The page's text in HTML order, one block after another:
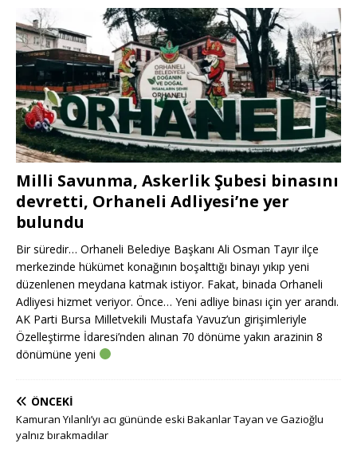
Milli Savunma, Askerlik Şubesi binasını
devretti, Orhaneli Adliyesi’ne yer
bulundu
Bir süredir… Orhaneli Belediye Başkanı Ali Osman Tayır ilçe
merkezinde hükümet konağının boşalttığı binayı yıkıp yeni
düzenlenen meydana katmak istiyor. Fakat, binada Orhaneli
Adliyesi hizmet veriyor. Önce… Yeni adliye binası için yer arandı.
AK Parti Bursa Milletvekili Mustafa Yavuz’un girişimleriyle
Özelleştirme İdaresi’nden alınan 70 dönüme yakın arazinin 8
dönümüne yeni
ÖNCEKI
Kamuran Yılanlı’yı acı gününde eski Bakanlar Tayan ve Gazioğlu
yalnız bırakmadılar